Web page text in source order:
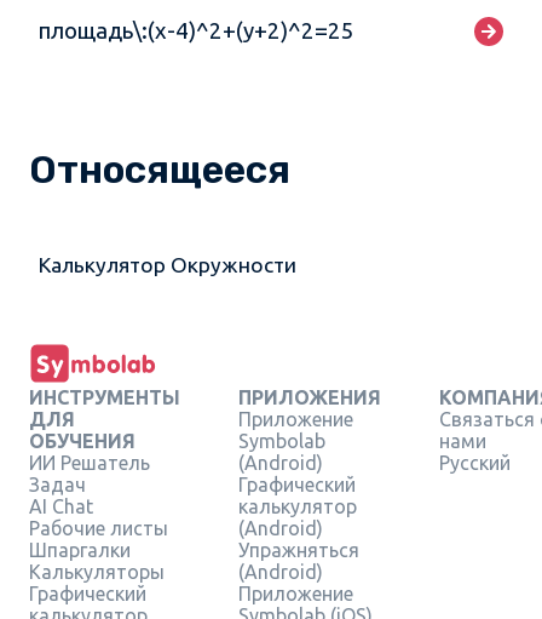
площадь\:(x-4)^2+(y+2)^2=25
Относящееся
Калькулятор Окружности
ИНСТРУМЕНТЫ
ДЛЯ
ОБУЧЕНИЯ
ИИ Решатель
Задач
AI Chat
Рабочие листы
Шпаргалки
Калькуляторы
Графический
ПРИЛОЖЕНИЯ
Приложение
Symbolab
(Android)
Графический
калькулятор
(Android)
Упражняться
(Android)
Приложение
Связаться
нами
Русский